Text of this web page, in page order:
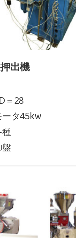
出機
＝28
ータ45kw